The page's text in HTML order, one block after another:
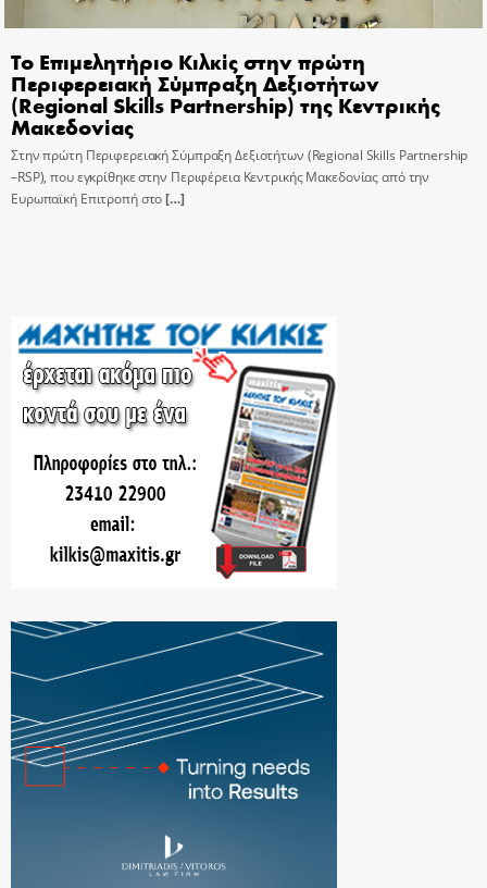
Το Επιμελητήριο Κιλκίς στην πρώτη
Περιφερειακή Σύμπραξη Δεξιοτήτων
(Regional Skills Partnership) της Κεντρικής
Μακεδονίας
Στην πρώτη Περιφερειακή Σύμπραξη Δεξιοτήτων (Regional Skills Partnership
–RSP), που εγκρίθηκε στην Περιφέρεια Κεντρικής Μακεδονίας από την
Ευρωπαϊκή Επιτροπή στο[…]